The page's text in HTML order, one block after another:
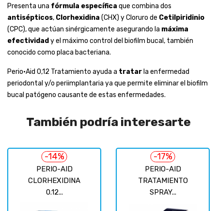
Presenta una fórmula específica que combina dos
antisépticos, Clorhexidina (CHX) y Cloruro de Cetilpiridinio
(CPC), que actúan sinérgicamente asegurando la máxima
efectividad y el máximo control del biofilm bucal, también
conocido como placa bacteriana.
Perio·Aid 0,12 Tratamiento ayuda a tratar la enfermedad
periodontal y/o periimplantaria ya que permite eliminar el biofilm
bucal patógeno causante de estas enfermedades.
También podría interesarte
PERIO-AID
CLORHEXIDINA
0.12...
-14%
PERIO-AID
TRATAMIENTO
SPRAY...
-17%